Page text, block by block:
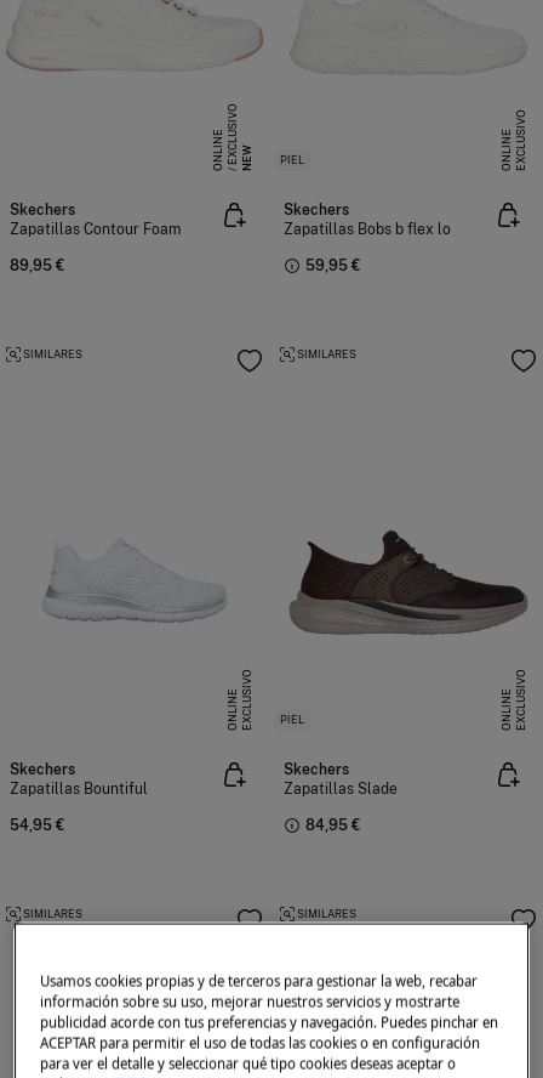
NEW
E
X
C
L
US
I
V
O
O
N
L
I
N
E
Skechers
Zapatillas Contour Foam
89,95 €
PIEL E
X
C
L
U
SI
V
O
O
N
L
I
N
E
Skechers
Zapatillas Bobs b flex lo
59,95 €
E
X
C
L
U
SI
V
O
O
N
L
I
N
E
SIMILARES
Skechers
Zapatillas Bountiful
54,95 €
PIEL E
X
C
L
U
SI
V
O
O
N
L
I
N
E
SIMILARES
Skechers
Zapatillas Slade
84,95 €
SIMILARES SIMILARES
Usamos cookies propias y de terceros para gestionar la web, recabar
información sobre su uso, mejorar nuestros servicios y mostrarte
publicidad acorde con tus preferencias y navegación. Puedes pinchar en
ACEPTAR para permitir el uso de todas las cookies o en configuración
para ver el detalle y seleccionar qué tipo cookies deseas aceptar o